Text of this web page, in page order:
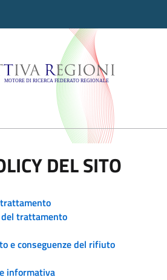
Regioni -
DEL SITO
trattamento
e conseguenze del rifiuto
informativa